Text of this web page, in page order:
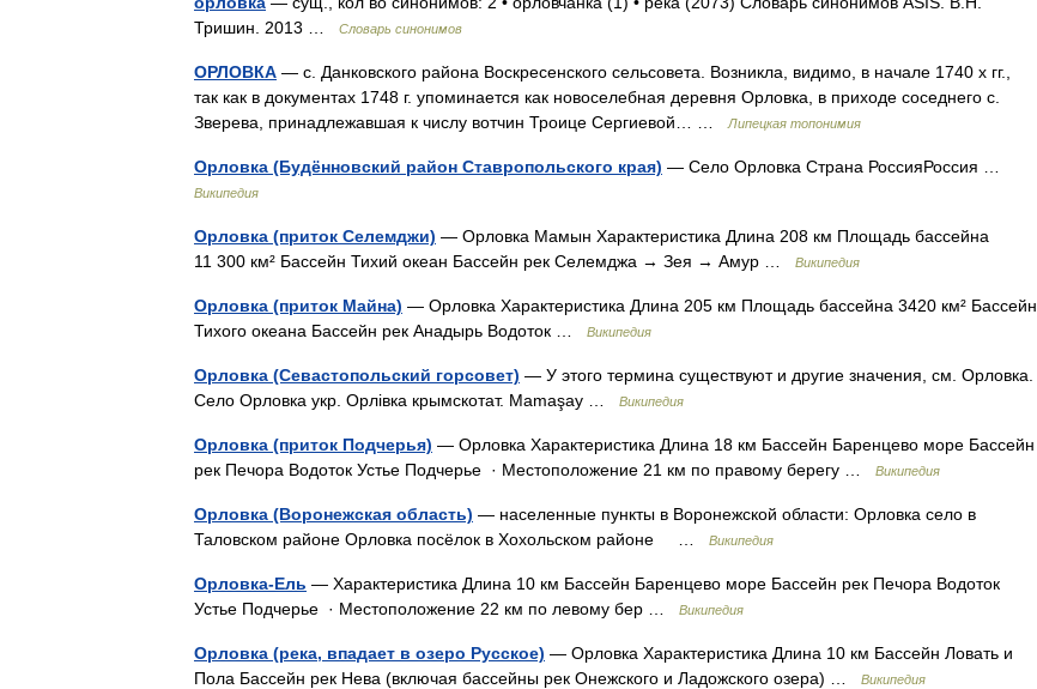
Тришин. 2013 …
Словарь синонимов
ОРЛОВКА — с. Данковского района Воскресенского сельсовета. Возникла, видимо, в начале 1740 х гг.,
так как в документах 1748 г. упоминается как новоселебная деревня Орловка, в приходе соседнего с.
Зверева, принадлежавшая к числу вотчин Троице Сергиевой… …
Липецкая топонимия
Орловка (Будённовский район Ставропольского края) — Село Орловка Страна РоссияРоссия …
Википедия
Орловка (приток Селемджи) — Орловка Мамын Характеристика Длина 208 км Площадь бассейна
11 300 км² Бассейн Тихий океан Бассейн рек Селемджа → Зея → Амур …
Википедия
Орловка (приток Майна) — Орловка Характеристика Длина 205 км Площадь бассейна 3420 км² Бассейн
Тихого океана Бассейн рек Анадырь Водоток …
Википедия
Орловка (Севастопольский горсовет) — У этого термина существуют и другие значения, см. Орловка.
Село Орловка укр. Орлівка крымскотат. Mamaşay …
Википедия
Орловка (приток Подчерья) — Орловка Характеристика Длина 18 км Бассейн Баренцево море Бассейн
рек Печора Водоток Устье Подчерье · Местоположение 21 км по правому берегу …
Википедия
Орловка (Воронежская область) — населенные пункты в Воронежской области: Орловка село в
Таловском районе Орловка посёлок в Хохольском районе …
Википедия
Орловка-Ель — Характеристика Длина 10 км Бассейн Баренцево море Бассейн рек Печора Водоток
Устье Подчерье · Местоположение 22 км по левому бер …
Википедия
Орловка (река, впадает в озеро Русское) — Орловка Характеристика Длина 10 км Бассейн Ловать и
Пола Бассейн рек Нева (включая бассейны рек Онежского и Ладожского озера) …
Википедия